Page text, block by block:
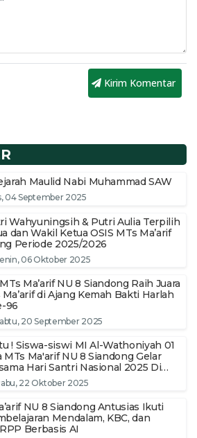
Kirim Komentar
Maulid Nabi Muhammad SAW
04 September 2025
Wahyuningsih & Putri Aulia Terpilih
dan Wakil Ketua OSIS MTs Ma’arif
Periode 2025/2026
06 Oktober 2025
Ma’arif NU 8 Siandong Raih Juara
di Ajang Kemah Bakti Harlah
96
20 September 2025
! Siswa-siswi MI Al-Wathoniyah 01
Ma'arif NU 8 Siandong Gelar
Hari Santri Nasional 2025 Di
Yayasan
22 Oktober 2025
NU 8 Siandong Antusias Ikuti
Mendalam, KBC, dan
Berbasis AI